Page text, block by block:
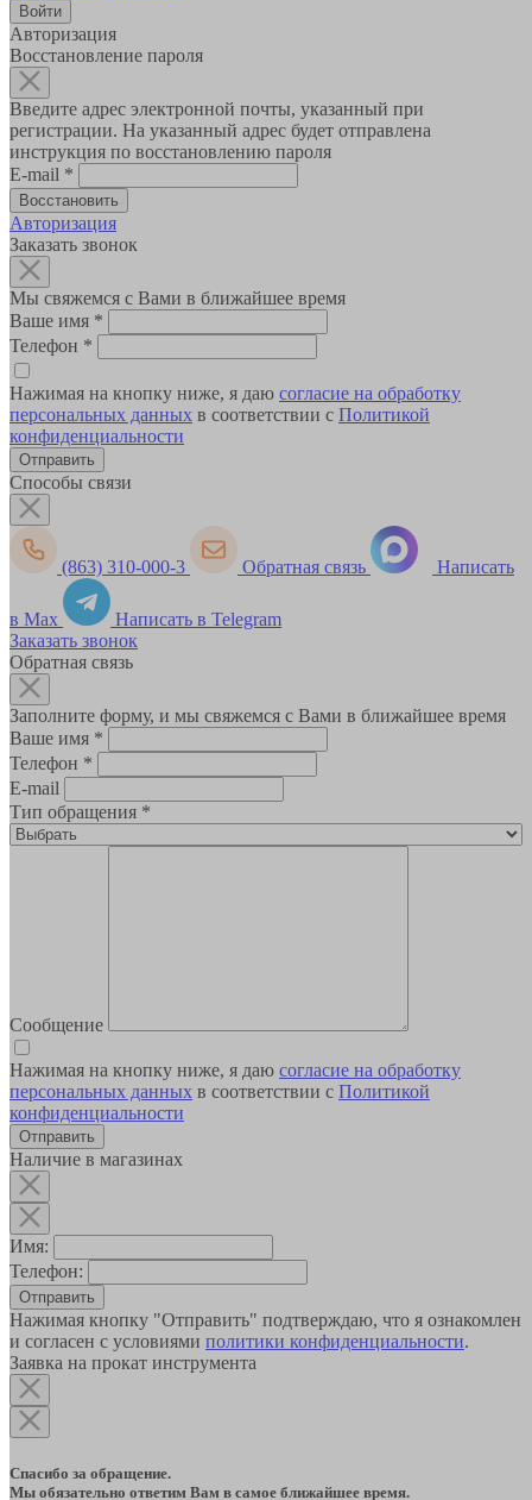
Авторизация
Восстановление пароля
Введите адрес электронной почты, указанный при
регистрации. На указанный адрес будет отправлена
инструкция по восстановлению пароля
E-mail *
Авторизация
Заказать звонок
Мы свяжемся с Вами в ближайшее время
Ваше имя *
Телефон *
Нажимая на кнопку ниже, я даю согласие на обработку
персональных данных в соответствии с Политикой
конфиденциальности
Способы связи
(863) 310-000-3 Обратная связь Написать
в Max
Написать в Telegram
Заказать звонок
Обратная связь
Заполните форму, и мы свяжемся с Вами в ближайшее время
Ваше имя *
Телефон *
E-mail
Тип обращения *
Сообщение
Нажимая на кнопку ниже, я даю согласие на обработку
персональных данных в соответствии с Политикой
конфиденциальности
Наличие в магазинах
Имя:
Телефон:
Отправить
Нажимая кнопку "Отправить" подтверждаю, что я ознакомлен
и согласен с условиями политики конфиденциальности.
Заявка на прокат инструмента
Спасибо за обращение.
Мы обязательно ответим Вам в самое ближайшее время.